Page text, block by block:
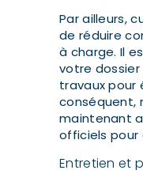
Par ailleurs,
de réduire
à charge. Il
votre
travaux pour
conséquent,
maintenant
officiels
Entretien et